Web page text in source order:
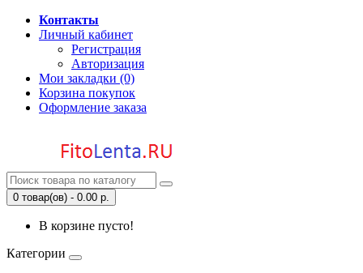
Контакты
Личный кабинет
Регистрация
Авторизация
Мои закладки (0)
Корзина покупок
Оформление заказа
0 товар(ов) - 0.00 р.
В корзине пусто!
Категории